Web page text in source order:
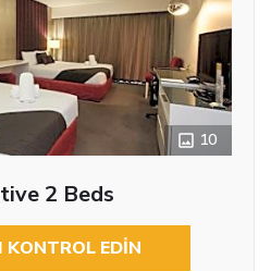
10
2 Beds
KONTROL EDIN